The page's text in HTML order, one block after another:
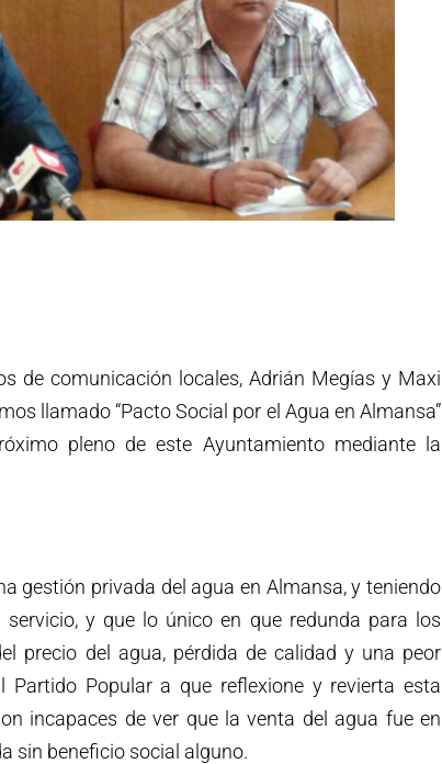
de comunicación locales, Adrián Megías y Maxi
llamado “Pacto Social por el Agua en Almansa”
pleno de este Ayuntamiento mediante la
gestión privada del agua en Almansa, y teniendo
y que lo único en que redunda para los
precio del agua, pérdida de calidad y una peor
Partido Popular a que reflexione y revierta esta
incapaces de ver que la venta del agua fue en
sin beneficio social alguno.